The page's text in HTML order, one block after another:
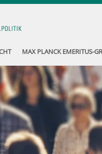
MAX PLANCK EMERITUS-